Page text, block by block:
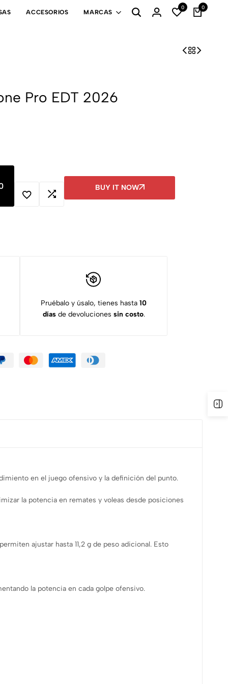
ACCESORIOS MARCAS
0 0
Pro EDT 2026
BUY IT NOW
Pruébalo y úsalo, tienes hasta 10
díasde devoluciones sin costo.
en el juego ofensivo y la definición del punto.
la potencia en remates y voleas desde posiciones
ajustar hasta 11,2 g de peso adicional. Esto
la potencia en cada golpe ofensivo.